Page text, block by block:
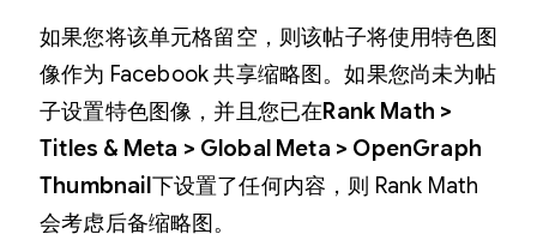
如果您将该单元格留空，则该帖子将使用特色图
像作为 Facebook 共享缩略图。如果您尚未为帖
子设置特色图像，并且您已在Rank Math >
Titles & Meta > Global Meta > OpenGraph
Thumbnail 下设置了任何内容，则 Rank Math
会考虑后备缩略图。